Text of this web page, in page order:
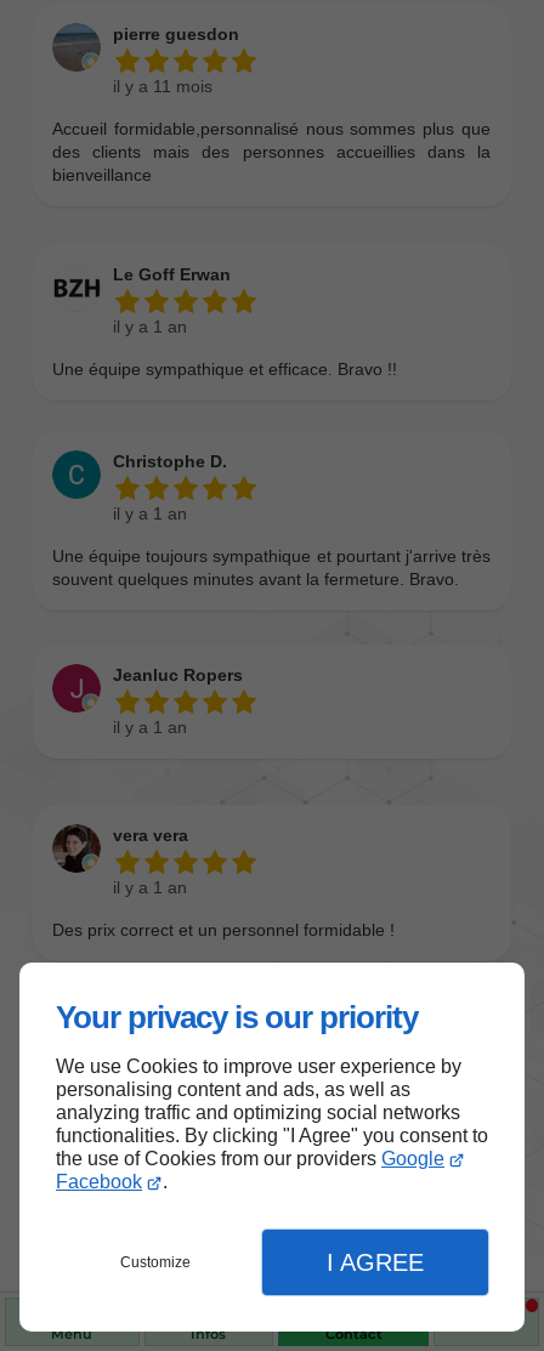
Your privacy is our priority
We use Cookies to improve user experience by
personalising content and ads, as well as
analyzing traffic and optimizing social networks
functionalities. By clicking "I Agree" you consent to
the use of Cookies from our providers Google
Facebook
.
Customize I AGREE
Menu Infos Contact
Nos produits de santé et de